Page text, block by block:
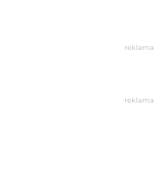
reklama
reklama